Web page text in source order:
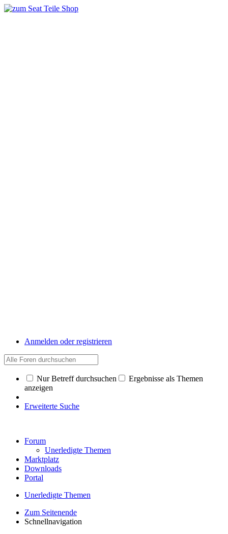
Anmelden oder registrieren
Nur Betreff durchsuchen
Ergebnisse als Themen
anzeigen
Erweiterte Suche
Forum
Unerledigte Themen
Marktplatz
Downloads
Portal
Unerledigte Themen
Zum Seitenende
Schnellnavigation